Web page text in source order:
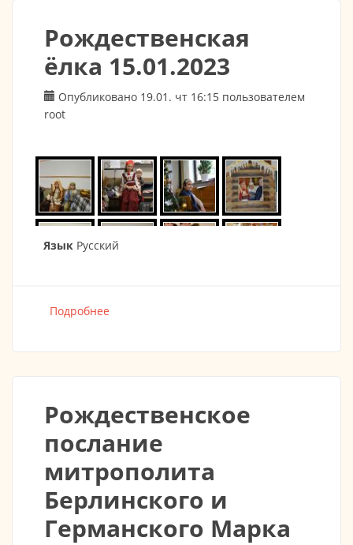
Рождественская
ёлка 15.01.2023
Опубликовано 19.01. чт 16:15 пользователем
root
Язык Русский
Подробнее
Рождественское
послание
митрополита
Берлинского и
Германского Марка